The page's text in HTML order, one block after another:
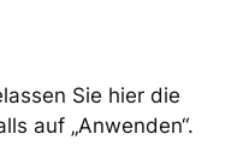
Sie hier die
auf „Anwenden“.